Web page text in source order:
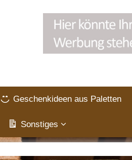
Geschenkideen aus Paletten
Sonstiges